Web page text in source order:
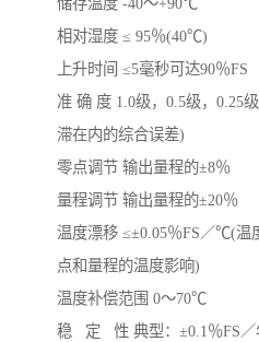
储存温度 -40～+90℃
相对湿度 ≤ 95％(40℃)
上升时间 ≤5毫秒可达90％FS
准 确 度 1.0级，0.5级，0.25
滞在内的综合误差)
零点调节 输出量程的±8％
量程调节 输出量程的±20％
温度漂移 ≤±0.05％FS／℃(温
点和量程的温度影响)
温度补偿范围 0～70℃
稳 定 性 典型：±0.1％FS／